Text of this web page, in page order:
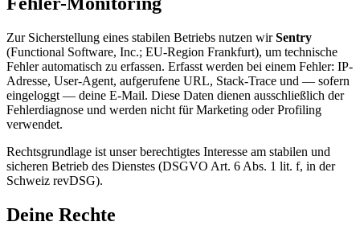
Zur Sicherstellung eines stabilen Betriebs nutzen wir Sentry
(Functional Software, Inc.; EU-Region Frankfurt), um technische
Fehler automatisch zu erfassen. Erfasst werden bei einem Fehler: IP-
Adresse, User-Agent, aufgerufene URL, Stack-Trace und — sofern
eingeloggt — deine E-Mail. Diese Daten dienen ausschließlich der
Fehlerdiagnose und werden nicht für Marketing oder Profiling
verwendet.
Rechtsgrundlage ist unser berechtigtes Interesse am stabilen und
sicheren Betrieb des Dienstes (DSGVO Art. 6 Abs. 1 lit. f, in der
Schweiz revDSG).
Deine Rechte